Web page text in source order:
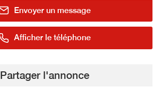
Envoyer un message
Afficher le téléphone
Partager l'annonce